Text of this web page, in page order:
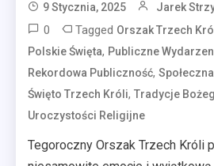
9 Stycznia, 2025 Jarek
0 Tagged Orszak Trzech
Polskie Święta, Publiczne
Rekordowa Publiczność,
Święto Trzech Króli,Tradycje
Uroczystości Religijne
Tegoroczny Orszak Trzech Króli